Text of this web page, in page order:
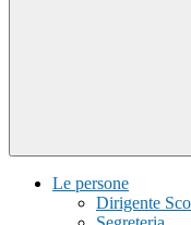
Le persone
Dirigente